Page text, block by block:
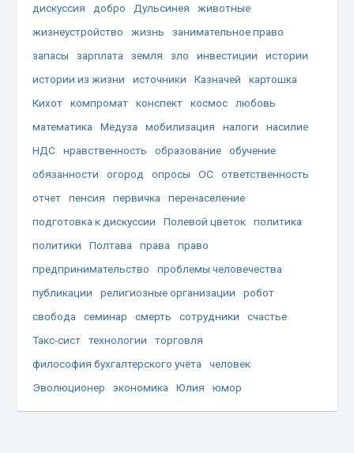
дискуссия
добро Дульсинея
животные
жизнеустройство
жизнь
занимательное право
запасы
зарплата земля зло инвестиции
истории
истории из жизни
источники Казначей
картошка
Кихот
компромат конспект космос
любовь
математика
Медуза мобилизация налоги
насилие
НДС
нравственность образование
обучение
обязанности
огород опросы ОС
ответственность
отчет
пенсия первичка
перенаселение
подготовка к дискуссии
Полевой цветок
политика
политики
Полтава права
право
предпринимательство
проблемы человечества
публикации
религиозные организации
робот
свобода
семинар смерть сотрудники
счастье
Такс-сист
технологии
торговля
философия бухгалтерского учёта
человек
Эволюционер
экономика Юлия юмор